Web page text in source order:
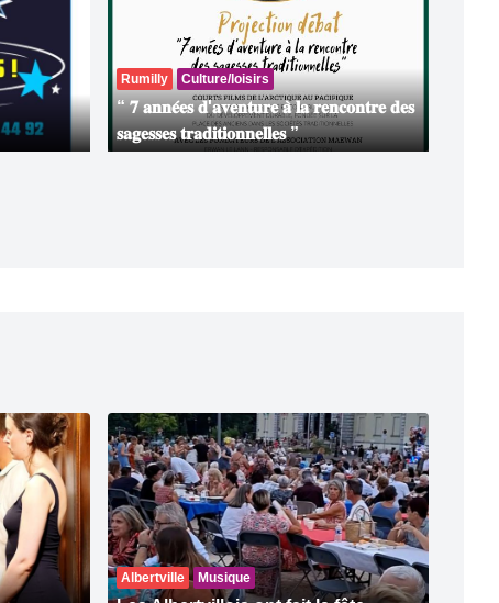
Rumilly Culture/loisirs
“ 𝟕 𝐚𝐧𝐧𝐞́𝐞𝐬 𝐝'𝐚𝐯𝐞𝐧𝐭𝐮𝐫𝐞 𝐚̀ 𝐥𝐚 𝐫𝐞𝐧𝐜𝐨𝐧𝐭𝐫𝐞 𝐝𝐞𝐬
𝐬𝐚𝐠𝐞𝐬𝐬𝐞𝐬 𝐭𝐫𝐚𝐝𝐢𝐭𝐢𝐨𝐧𝐧𝐞𝐥𝐥𝐞𝐬 ”
Albertville Musique